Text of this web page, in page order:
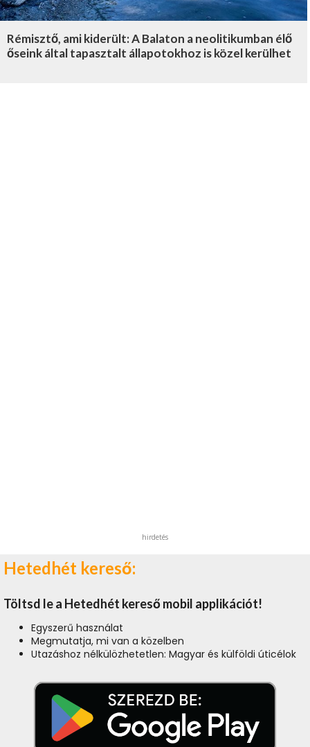
Rémisztő, ami kiderült: A Balaton a neolitikumban élő
őseink által tapasztalt állapotokhoz is közel kerülhet
hirdetés
Hetedhét kereső:
Töltsd le a Hetedhét kereső mobil applikációt!
Egyszerű használat
Megmutatja, mi van a közelben
Utazáshoz nélkülözhetetlen: Magyar és külföldi úticélok